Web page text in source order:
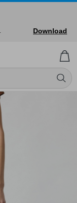
Download